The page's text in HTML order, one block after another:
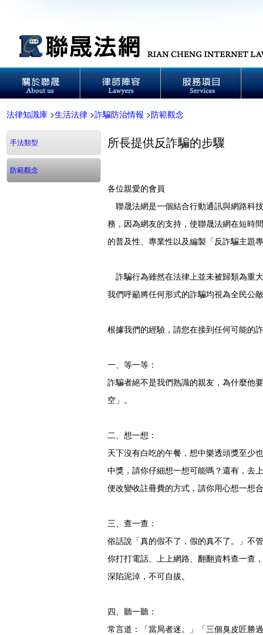
法律知識庫 >生活法律 >詐騙防治情報 >防範觀念
手法類型
防範觀念
所長提供反詐騙的步驟
各位親愛的會員
聯晟法網是一個結合行動通訊與網路科
務，因為網友的支持，使聯晟法網在短時
的普及性、專業性以及編製「反詐騙主題
詐騙行為雖然在法律上並未被歸類為重
我們呼籲將任何形式的詐騙均視為全民公
根據我們的經驗，請您在接到任何可能的
一、等一等：
詐騙者絕不是我們熟識的親友，為什麼他
空」。
二、想一想：
天下沒有白吃的午餐，想中樂透頭獎至少
中獎，請你仔細想一想可能嗎？還有，去
便改變收註冊費的方式，請你用心想一想
三、查一查：
俗話說「真的假不了，假的真不了。」不
你打打電話、上上網路、翻翻資料查一查
深陷泥淖，不可自拔。
四、聽一聽：
常言道：「當局者迷。」「三個臭皮匠勝